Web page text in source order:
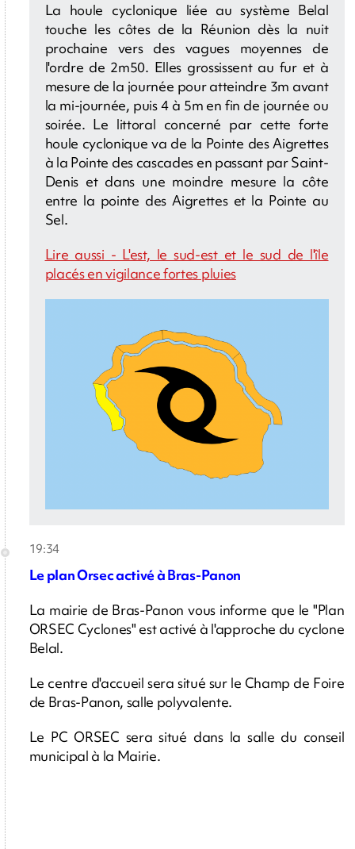
La houle cyclonique liée au système Belal
touche les côtes de la Réunion dès la nuit
prochaine vers des vagues moyennes de
l'ordre de 2m50. Elles grossissent au fur et à
mesure de la journée pour atteindre 3m avant
la mi-journée, puis 4 à 5m en fin de journée ou
soirée. Le littoral concerné par cette forte
houle cyclonique va de la Pointe des Aigrettes
à la Pointe des cascades en passant par Saint-
Denis et dans une moindre mesure la côte
entre la pointe des Aigrettes et la Pointe au
Sel.
Lire aussi - L'est, le sud-est et le sud de l'île
placés en vigilance fortes pluies
19:34
Le plan Orsec activé à Bras-Panon
La mairie de Bras-Panon vous informe que le "Plan
ORSEC Cyclones" est activé à l'approche du cyclone
Belal.
Le centre d'accueil sera situé sur le Champ de Foire
de Bras-Panon, salle polyvalente.
Le PC ORSEC sera situé dans la salle du conseil
municipal à la Mairie.